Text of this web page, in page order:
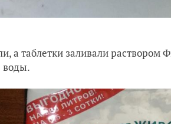
а таблетки заливали
воды.